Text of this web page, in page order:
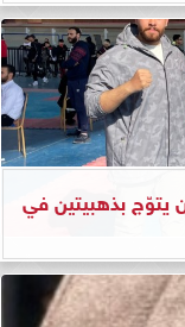
بذهبيتين في